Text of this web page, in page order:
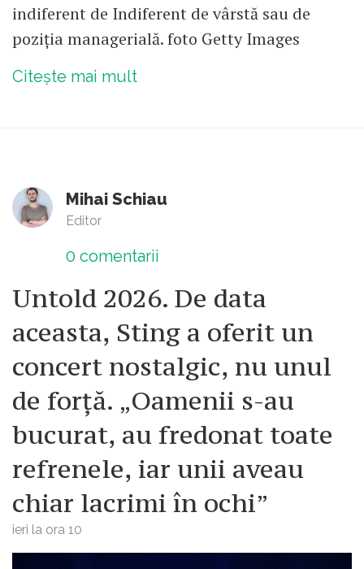
indiferent de Indiferent de vârstă sau de
poziția managerială. foto Getty Images
Citește mai mult
Mihai Schiau
Editor
0 comentarii
Untold 2026. De data
aceasta, Sting a oferit un
concert nostalgic, nu unul
de forță. „Oamenii s-au
bucurat, au fredonat toate
refrenele, iar unii aveau
chiar lacrimi în ochi”
ieri la ora 10